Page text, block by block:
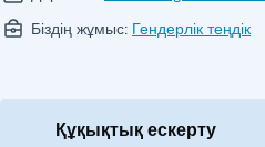
Біздің жұмыс: Гендерлік теңдік
Құқықтық ескерту